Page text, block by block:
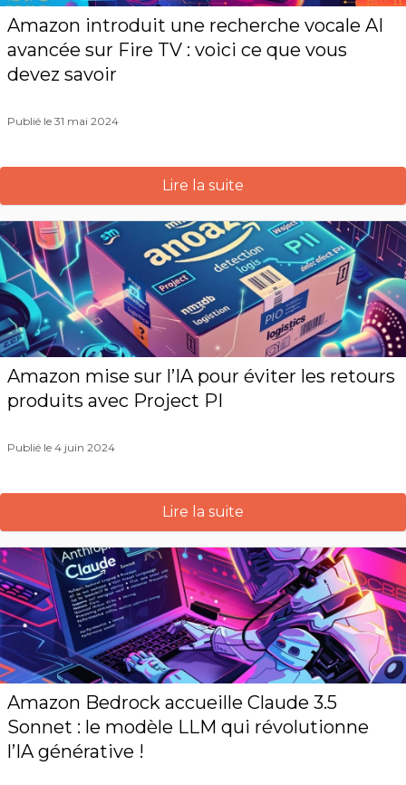
Amazon introduit une recherche vocale AI
avancée sur Fire TV : voici ce que vous
devez savoir
Publié le 31 mai 2024
Lire la suite
Amazon mise sur l’IA pour éviter les retours
produits avec Project PI
Publié le 4 juin 2024
Lire la suite
Amazon Bedrock accueille Claude 3.5
Sonnet : le modèle LLM qui révolutionne
l’IA générative !